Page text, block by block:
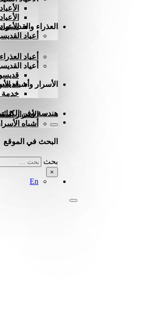
أعياد
العذراء والقديسون
أعياد
أعياد
خدمة
الأسرار وأشباه
الأسرار
أشباه
هندسة وفن
البحث في الموقع
بحث
×
En